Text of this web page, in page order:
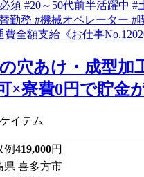
の穴あけ・成型加
×寮費0円で貯金
イテム
例419,000円
県 喜多方市